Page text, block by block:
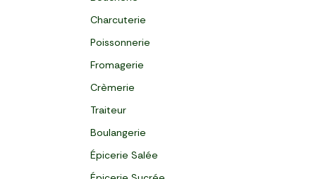
Charcuterie
Poissonnerie
Fromagerie
Crèmerie
Traiteur
Boulangerie
Épicerie Salée